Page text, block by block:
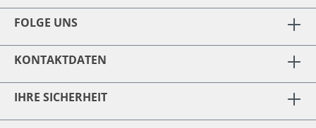
FOLGE UNS
KONTAKTDATEN
IHRE SICHERHEIT